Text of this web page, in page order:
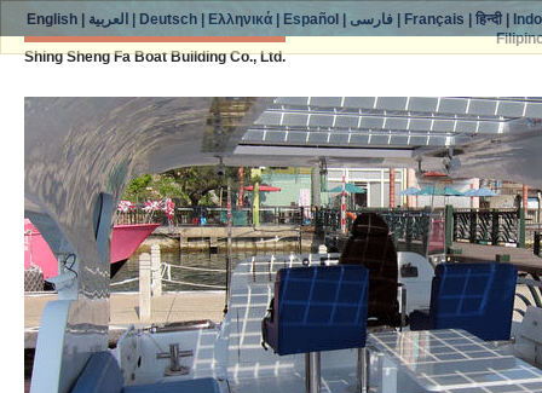
Shing Sheng Fa Boat Building Co., Ltd.
English| العربية Deutsch| Ελληνικά| Español فارسی| Français हिन्दी|